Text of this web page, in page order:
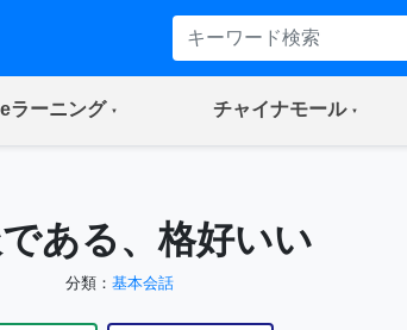
eラーニング(current) チャイナモール(current)
ある、格好いい
分類： 基本会話